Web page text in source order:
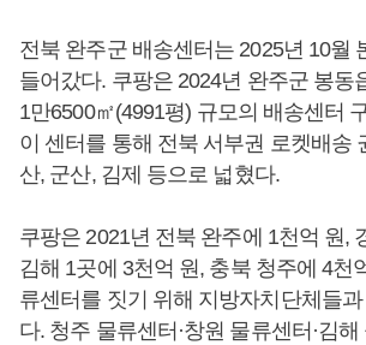
전북 완주군 배송센터는 2025년 10월
들어갔다. 쿠팡은 2024년 완주군 봉동
1만6500㎡(4991평) 규모의 배송센터
이 센터를 통해 전북 서부권 로켓배송
산, 군산, 김제 등으로 넓혔다.
쿠팡은 2021년 전북 완주에 1천억 원,
김해 1곳에 3천억 원, 충북 청주에 4천
류센터를 짓기 위해 지방자치단체들
다. 청주 물류센터·창원 물류센터·김